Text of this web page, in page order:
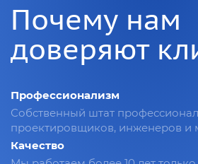
Почему нам
доверяют
Профессионализм
Собственный штат
проектировщиков, инженеров и
Качество